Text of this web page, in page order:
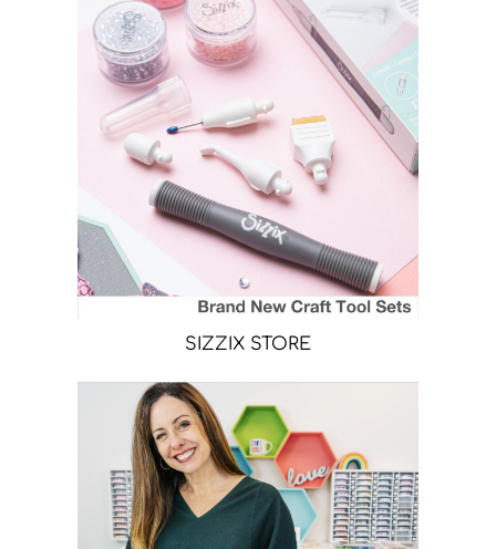
SIZZIX STORE